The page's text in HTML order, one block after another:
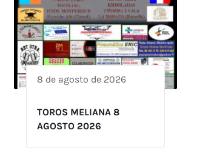
8 de agosto de 2026
TOROS MELIANA 8
AGOSTO 2026